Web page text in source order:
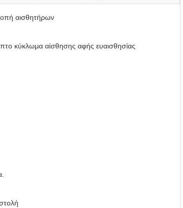
αισθητήρων
κύκλωμα αίσθησης αφής ευαισθησίας